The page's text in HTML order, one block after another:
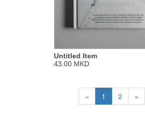
Untitled Item
43.00 MKD
« 1 2 »